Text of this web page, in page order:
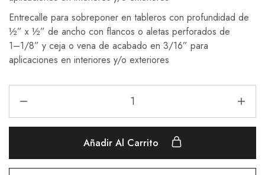
Entrecalle para sobreponer en tableros con profundidad de
½” x ½” de ancho con flancos o aletas perforados de
1–1/8” y ceja o vena de acabado en 3/16” para
aplicaciones en interiores y/o exteriores
Añadir Al Carrito